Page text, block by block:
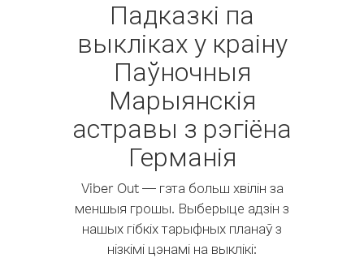
Падказкі па
выкліках у краіну
Паўночныя
Марыянскія
астравы з рэгіёна
Германія
Viber Out — гэта больш хвілін за
меншыя грошы. Выберыце адзін з
нашых гібкіх тарыфных планаў з
нізкімі цэнамі на выклікі: